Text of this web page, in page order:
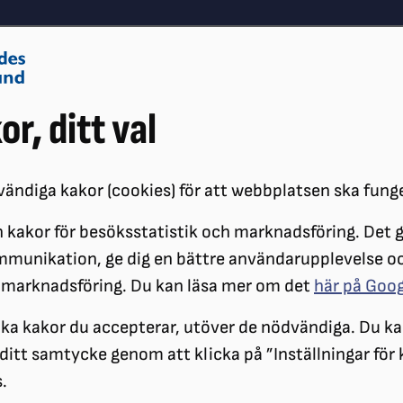
ditt val
kakor (cookies) för att webbplatsen ska
kakor för besöksstatistik och marknadsföring. Det
ge dig en bättre användarupplevelse
Du kan läsa mer om det här på
kakor du accepterar, utöver de nödvändiga. Du
samtycke genom att klicka på ”Inställningar för
Påverkansarbete
DISTRIKT SRF ÖSTERGÖTLAND
Välkommen på